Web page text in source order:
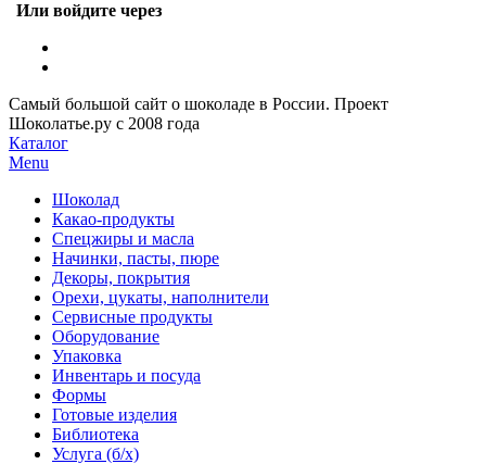
Или войдите через
Самый большой сайт о шоколаде в России. Проект
Шоколатье.ру с 2008 года
Каталог
Menu
Шоколад
Какао-продукты
Спецжиры и масла
Начинки, пасты, пюре
Декоры, покрытия
Орехи, цукаты, наполнители
Сервисные продукты
Оборудование
Упаковка
Инвентарь и посуда
Формы
Готовые изделия
Библиотека
Услуга (б/х)